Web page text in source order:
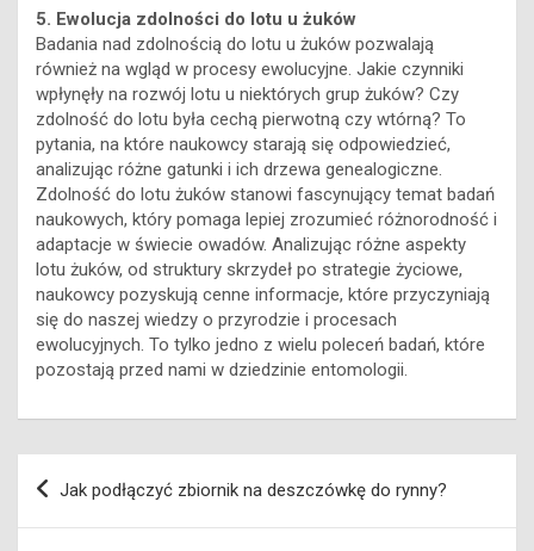
5. Ewolucja zdolności do lotu u żuków
Badania nad zdolnością do lotu u żuków pozwalają
również na wgląd w procesy ewolucyjne. Jakie czynniki
wpłynęły na rozwój lotu u niektórych grup żuków? Czy
zdolność do lotu była cechą pierwotną czy wtórną? To
pytania, na które naukowcy starają się odpowiedzieć,
analizując różne gatunki i ich drzewa genealogiczne.
Zdolność do lotu żuków stanowi fascynujący temat badań
naukowych, który pomaga lepiej zrozumieć różnorodność i
adaptacje w świecie owadów. Analizując różne aspekty
lotu żuków, od struktury skrzydeł po strategie życiowe,
naukowcy pozyskują cenne informacje, które przyczyniają
się do naszej wiedzy o przyrodzie i procesach
ewolucyjnych. To tylko jedno z wielu poleceń badań, które
pozostają przed nami w dziedzinie entomologii.
Nawigacja
wpisu
Jak podłączyć zbiornik na deszczówkę do rynny?